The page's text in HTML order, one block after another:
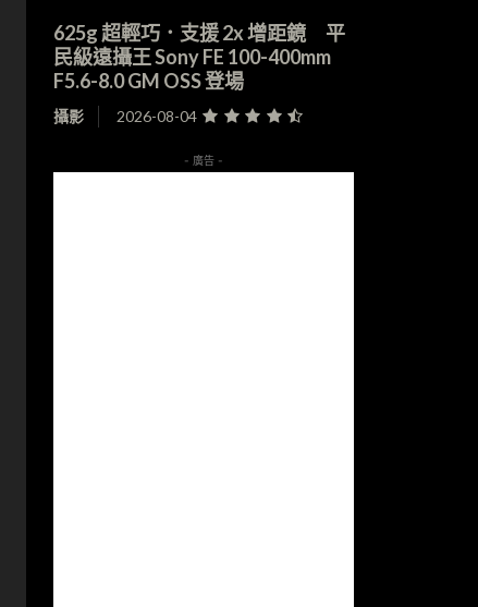
625g 超輕巧．支援 2x 增距鏡 平
民級遠攝王 Sony FE 100-400mm
F5.6-8.0 GM OSS 登場
攝影 2026-08-04
- 廣告 -